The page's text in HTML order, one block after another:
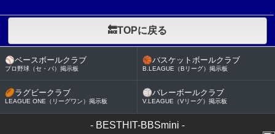
🔙TOPに戻る
⚾ベースボールクラブ
プロ野球（セ・パ）掲示板
🏀バスケットボールクラブ
B.LEAGUE（Bリーグ）掲示板
🏉ラグビークラブ
LEAGUE ONE（リーグワン）掲示板
🏐バレーボールクラブ
V.LEAGUE（Vリーグ）掲示板
- BESTHIT-BBSmini -